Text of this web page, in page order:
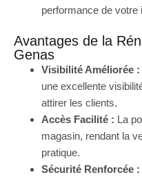
performance de votre
Avantages de la
Genas
Visibilité Améliorée :
une excellente
attirer les clients.
Accès Facilité : La
magasin, rendant la
pratique.
Sécurité Renforcée :